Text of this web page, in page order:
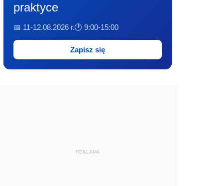
praktyce
📅 11-12.08.2026 r.🕐 9:00-15:00
Zapisz się
REKLAMA